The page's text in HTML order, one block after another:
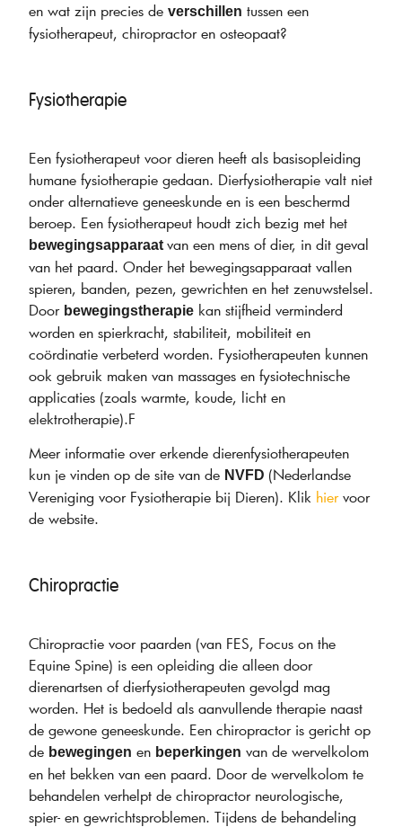
en wat zijn precies de verschillen tussen een
fysiotherapeut, chiropractor en osteopaat?
Fysiotherapie
Een fysiotherapeut voor dieren heeft als basisopleiding
humane fysiotherapie gedaan. Dierfysiotherapie valt niet
onder alternatieve geneeskunde en is een beschermd
beroep. Een fysiotherapeut houdt zich bezig met het
bewegingsapparaat van een mens of dier, in dit geval
van het paard. Onder het bewegingsapparaat vallen
spieren, banden, pezen, gewrichten en het zenuwstelsel.
Door bewegingstherapie kan stijfheid verminderd
worden en spierkracht, stabiliteit, mobiliteit en
coördinatie verbeterd worden. Fysiotherapeuten kunnen
ook gebruik maken van massages en fysiotechnische
applicaties (zoals warmte, koude, licht en
elektrotherapie).F
Meer informatie over erkende dierenfysiotherapeuten
kun je vinden op de site van de NVFD (Nederlandse
Vereniging voor Fysiotherapie bij Dieren). Klik hiervoor
de website.
Chiropractie
Chiropractie voor paarden (van FES, Focus on the
Equine Spine) is een opleiding die alleen door
dierenartsen of dierfysiotherapeuten gevolgd mag
worden. Het is bedoeld als aanvullende therapie naast
de gewone geneeskunde. Een chiropractor is gericht op
de bewegingen en beperkingen van de wervelkolom
en het bekken van een paard. Door de wervelkolom te
behandelen verhelpt de chiropractor neurologische,
spier- en gewrichtsproblemen. Tijdens de behandeling